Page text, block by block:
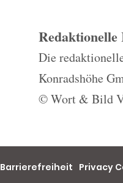
Die
Konradshöhe
© Wort & Bild
Barrierefreiheit Privacy